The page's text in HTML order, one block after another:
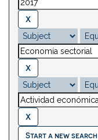
Start a new search